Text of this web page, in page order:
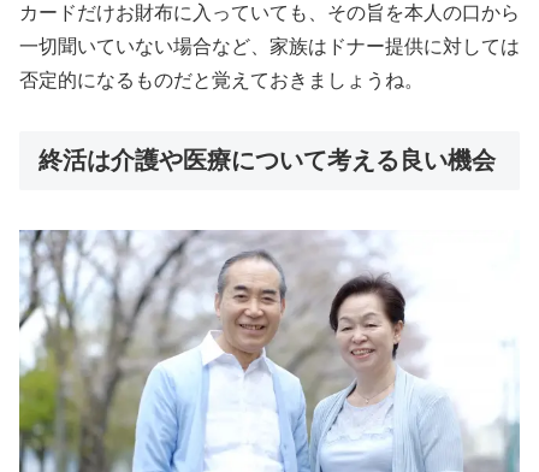
カードだけお財布に入っていても、その旨を本人の口から
一切聞いていない場合など、家族はドナー提供に対しては
否定的になるものだと覚えておきましょうね。
終活は介護や医療について考える良い機会